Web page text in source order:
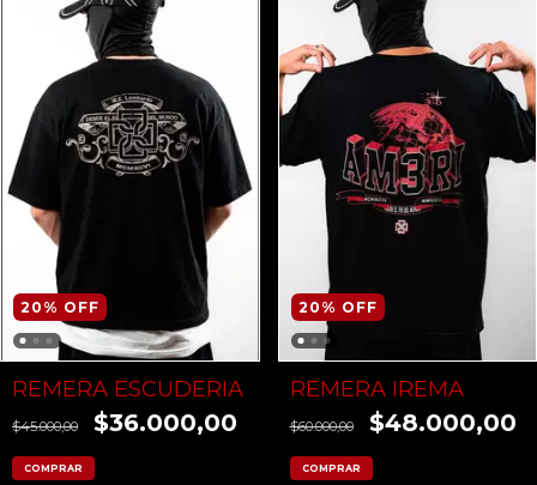
20 % OFF
REMERA ESCUDERIA
$45.000,00 $36.000,00
COMPRAR
20 % OFF
REMERA IREMA
$60.000,00 $48.000,00
COMPRAR